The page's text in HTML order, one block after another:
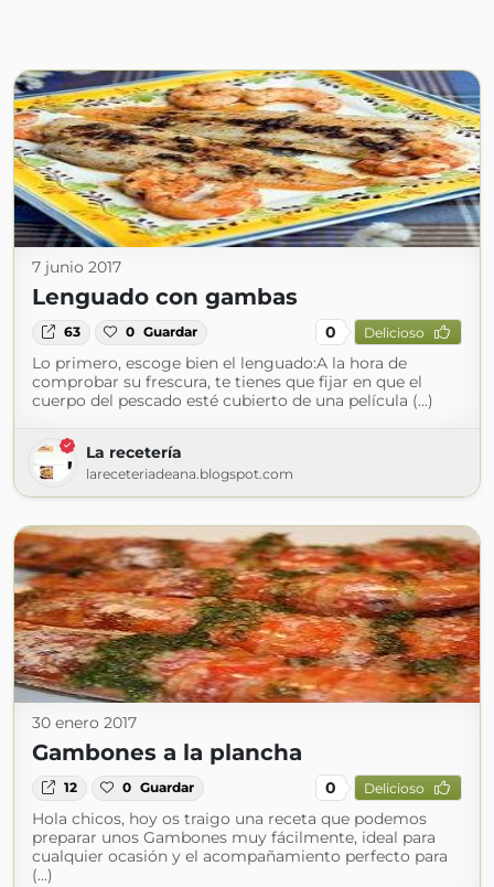
7 junio 2017
Lenguado con gambas
63 0 Guardar 0 Delicioso
Lo primero, escoge bien el lenguado:A la hora de
comprobar su frescura, te tienes que fijar en que el
cuerpo del pescado esté cubierto de una película (...)
La recetería
lareceteriadeana.blogspot.com
30 enero 2017
Gambones a la plancha
12 0 Guardar 0 Delicioso
Hola chicos, hoy os traigo una receta que podemos
preparar unos Gambones muy fácilmente, ideal para
cualquier ocasión y el acompañamiento perfecto para
(...)